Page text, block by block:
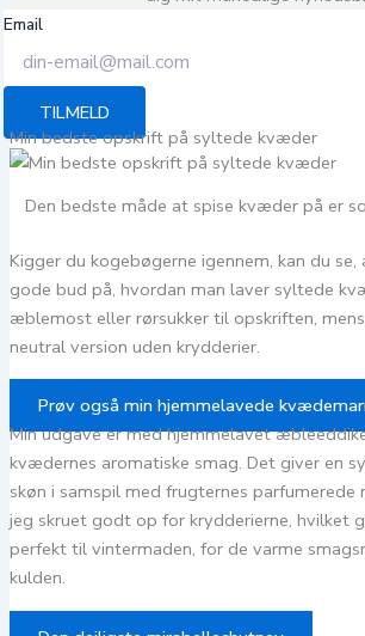
Email
TILMELD
Min bedste opskrift på syltede kvæder
Den bedste måde at spise kvæder på er
Kigger du kogebøgerne igennem, kan du se,
gode bud på, hvordan man laver syltede
æblemost eller rørsukker til opskriften,
neutral version uden krydderier.
Prøv også min hjemmelavede
Min udgave er med hjemmelavet
kvædernes aromatiske smag. Det giver en
skøn i samspil med frugternes parfumerede
jeg skruet godt op for krydderierne, hvilket
perfekt til vintermaden, for de varme
kulden.